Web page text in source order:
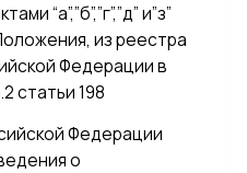
“а”,”б”,”г”,”д” и”з”
из реестра
Федерации в
статьи 198
Федерации
о